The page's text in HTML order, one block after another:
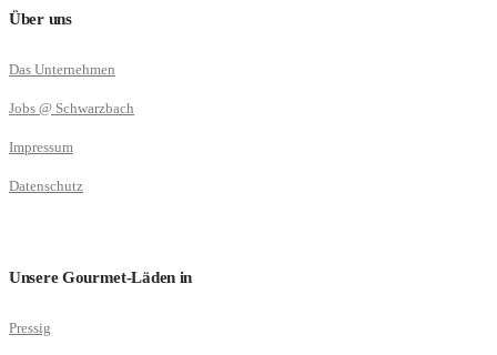
Über uns
Das Unternehmen
Jobs @ Schwarzbach
Impressum
Datenschutz
Unsere Gourmet-Läden in
Pressig